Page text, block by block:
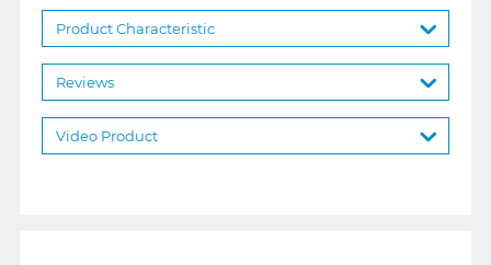
Product Characteristic
Reviews
Video Product